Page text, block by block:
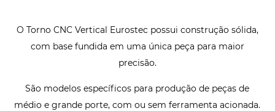
O Torno CNC Vertical Eurostec possui construção sólida,
com base fundida em uma única peça para maior
precisão.
São modelos específicos para produção de peças de
médio e grande porte, com ou sem ferramenta acionada.